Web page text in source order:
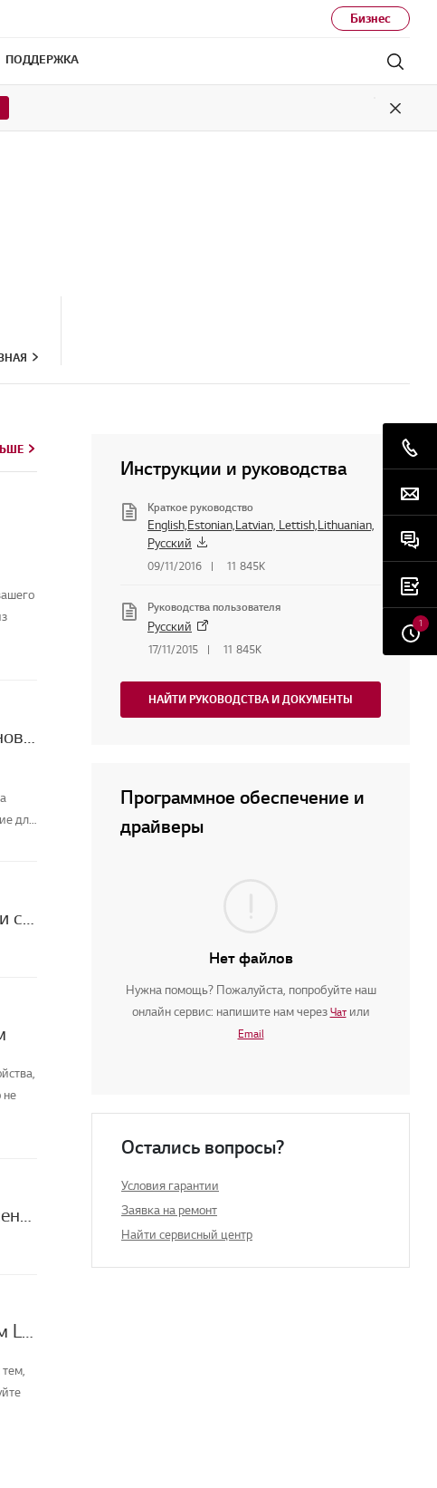
Бизнес
ПОДДЕРЖКА
Close
Как скачать приложение LG OnScreen Control (OSC) и обновить программное обеспечение или прошивку мониторов
для
[Экран телевизора LG] Экран периодически затемняется и становится ярче
не
[Настройки телевизора LG] Как установить таймер включения/выключения?
Как исправить тёмное или тусклое изображение на вашем LG телевизоре
Инструкции и руководства
Краткое руководство
English,Estonian,Latvian, Lettish,Lithuanian,
Русский
09/11/2016 11 845K
Руководства пользователя
Русский
17/11/2015 11 845K
НАЙТИ РУКОВОДСТВА И ДОКУМЕНТЫ
Программное обеспечение и
драйверы
Нет файлов
Нужна помощь? Пожалуйста, попробуйте наш
онлайн сервис: напишите нам черезЧатили
Email
Остались вопросы?
Условия гарантии
Заявка на ремонт
Найти сервисный центр
1